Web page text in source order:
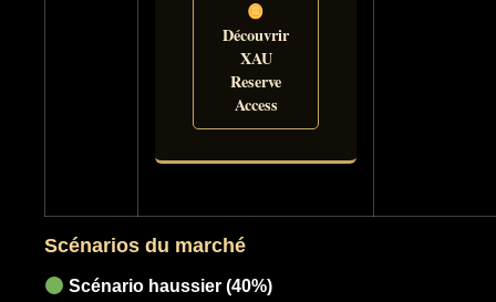
Découvrir
XAU
Reserve
Access
Scénarios du marché
Scénario haussier (40%)